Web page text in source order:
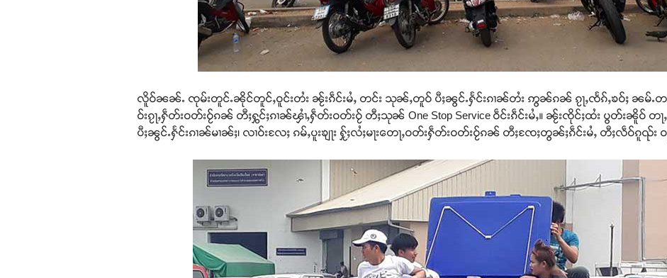
လိူဝ်ၼၼ်ႉ ၸုမ်းတူင်ႉၼိုင်တူင်ႇဝူင်းတႆး ၼႂ်းၵဵင်းမႆႇ တင်း သုၼ်ႇတူဝ် ပီႈၼွင်ႉႁႅင်းၵၢၼ်တႆး ဢွၼ်ၵၼ် ၵႂႃႇၸႅၵ်ႇၶဝ်ႈ ၼမ်ႉတ
ဝ်းၵႂႃႇႁဵတ်းဝတ်းဝႂ်ၵၼ် တီႈႁွင်ႈၵၢၼ်ၾၢႆႇႁဵတ်းဝတ်းဝႂ် တီႈသုၼ် One Stop Service ဝဵင်းၵဵင်းမႆႇ။ ၼႂ်းၸိုင်ႈထႆး ပွတ်းၼိူဝ်
ပီႈၼွင်ႉႁႅင်းၵၢၼ်မၢၼ်ႈ၊ လၢဝ်းလႄႈ ၵမ်ႇပူးၶျႃး ႁႂ်ႈလႆႈမႃးတေႃႇဝတ်းႁဵတ်းဝတ်းဝႂ်ၵၼ် တီႈၸႄႈတွၼ်ႈၵဵင်းမႆႇ တီႈလဵဝ်ၵူၺ်း ဝ